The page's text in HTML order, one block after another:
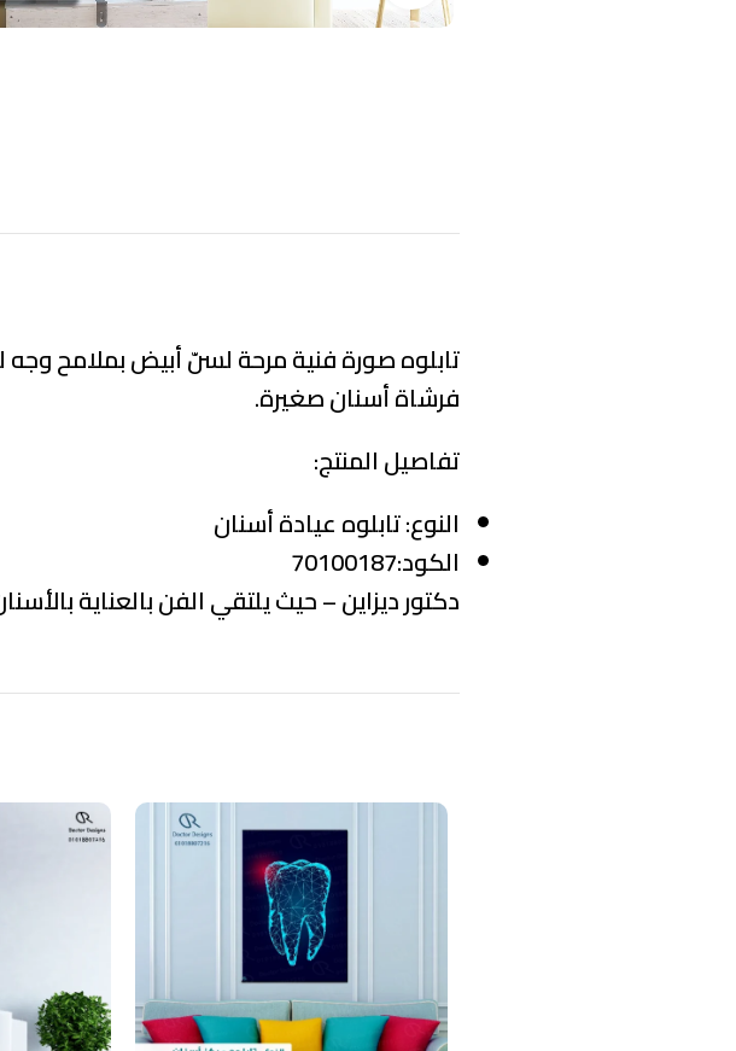
تابلوه صورة فنية مرحة لسنّ أبيض بملامح وجه
فرشاة أسنان صغيرة.
تفاصيل المنتج:
النوع:تابلوه عيادة أسنان
الكود:70100187
دكتور ديزاين – حيث يلتقي الفن بالعناية